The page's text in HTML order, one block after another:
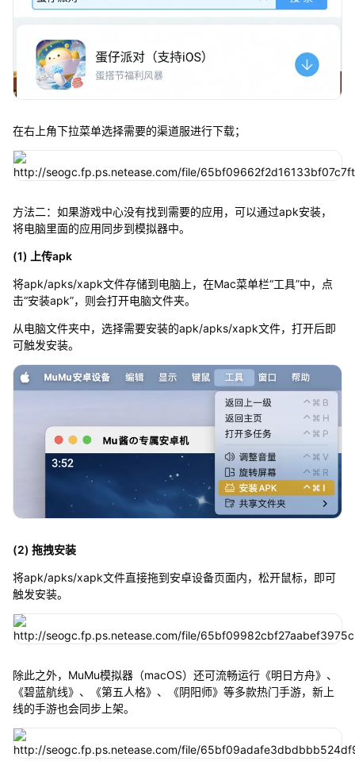
在右上角下拉菜单选择需要的渠道服进行下载；
方法二：如果游戏中心没有找到需要的应用，可以通过apk安装，
将电脑里面的应用同步到模拟器中。
(1) 上传apk
将apk/apks/xapk文件存储到电脑上，在Mac菜单栏“工具”中，点
击“安装apk”，则会打开电脑文件夹。
从电脑文件夹中，选择需要安装的apk/apks/xapk文件，打开后即
可触发安装。
(2) 拖拽安装
将apk/apks/xapk文件直接拖到安卓设备页面内，松开鼠标，即可
触发安装。
除此之外，MuMu模拟器（macOS）还可流畅运行《明日方舟》、
《碧蓝航线》、《第五人格》、《阴阳师》等多款热门手游，新上
线的手游也会同步上架。